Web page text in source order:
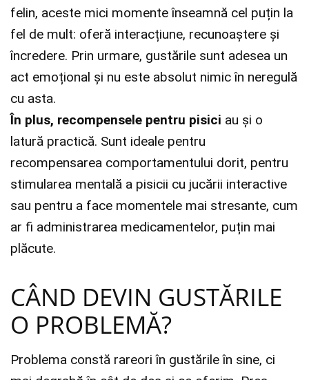
felin, aceste mici momente înseamnă cel puțin la
fel de mult: oferă interacțiune, recunoaștere și
încredere. Prin urmare, gustările sunt adesea un
act emoțional și nu este absolut nimic în neregulă
cu asta.
În plus, recompensele pentru pisici au și o
latură practică. Sunt ideale pentru
recompensarea comportamentului dorit, pentru
stimularea mentală a pisicii cu jucării interactive
sau pentru a face momentele mai stresante, cum
ar fi administrarea medicamentelor, puțin mai
plăcute.
CÂND DEVIN GUSTĂRILE
O PROBLEMĂ?
Problema constă rareori în gustările în sine, ci